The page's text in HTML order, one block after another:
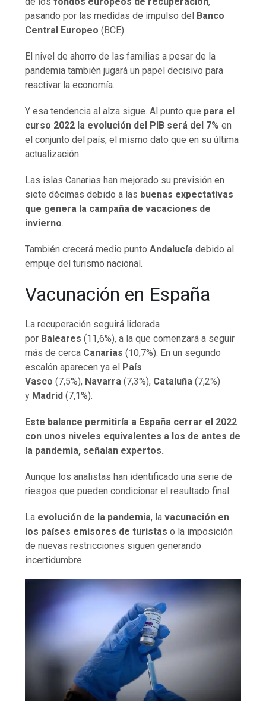
pasando por las medidas de impulso del
Banco
Central Europeo (BCE).
El nivel de ahorro de las familias a pesar de la
pandemia también jugará un papel decisivo para
reactivar la economía.
Y esa tendencia al alza sigue. Al punto que para el
curso 2022 la evolución del PIB será del 7% en
el conjunto del país, el mismo dato que en su última
actualización.
Las islas Canarias han mejorado su previsión en
siete décimas debido a las buenas expectativas
que genera la campaña de vacaciones de
invierno.
También crecerá medio puntoAndalucía debido al
empuje del turismo nacional.
Vacunación en España
La recuperación seguirá liderada
por Baleares (11,6%), a la que comenzará a seguir
más de cerca Canarias(10,7%). En un segundo
escalón aparecen ya el
País
Vasco (7,5%), Navarra (7,3%), Cataluña (7,2%)
y Madrid(7,1%).
Este balance permitiría a España cerrar el 2022
con unos niveles equivalentes a los de antes de
la pandemia, señalan expertos.
Aunque los analistas han identificado una serie de
riesgos que pueden condicionar el resultado final.
La evolución de la pandemia, lavacunación en
los países emisores de turistaso la imposición
de nuevas restricciones siguen generando
incertidumbre.